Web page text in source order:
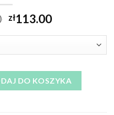
zł113.00
DO KOSZYKA